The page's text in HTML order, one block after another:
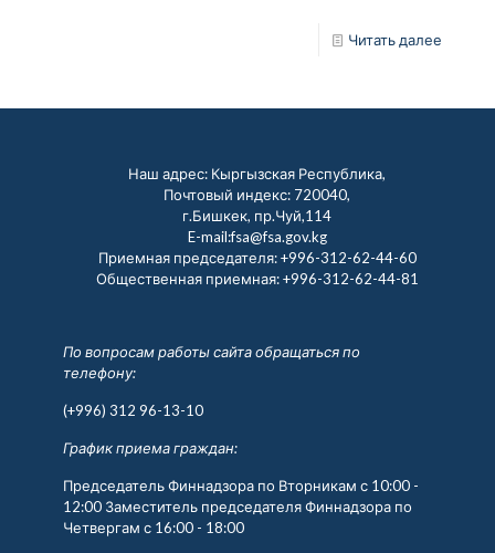
Читать далее
Наш адрес: Кыргызская Республика,
Почтовый индекс: 720040,
г.Бишкек, пр.Чуй,114
E-mail:fsa@fsa.gov.kg
Приемная председателя:+996-312-62-44-60
Общественная приемная:+996-312-62-44-81
По вопросам работы сайта обращаться по
телефону:
(+996) 312 96-13-10
График приема граждан:
Председатель Финнадзора по Вторникам с 10:00 -
12:00 Заместитель председателя Финнадзора по
Четвергам с 16:00 - 18:00